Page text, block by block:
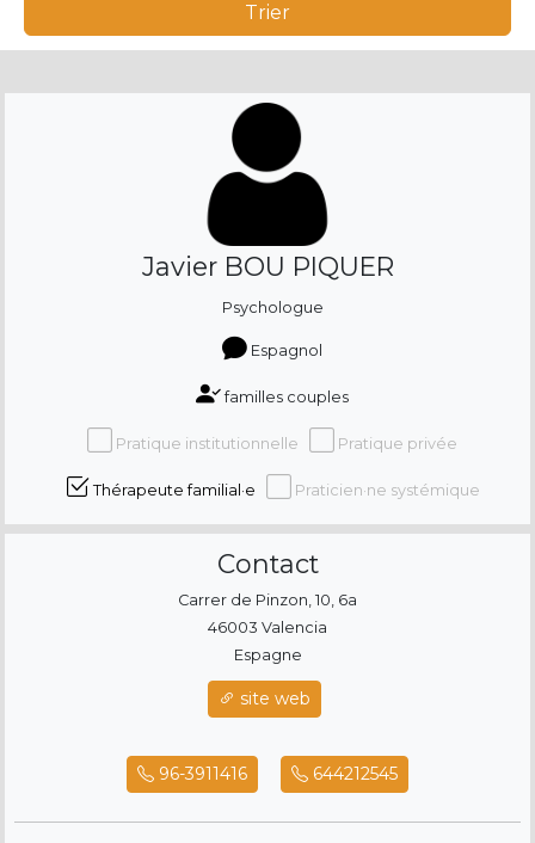
Trier
Javier BOU PIQUER
Psychologue
Espagnol
familles couples
Pratique institutionnelle Pratique privée
Thérapeute familial·e Praticien·ne systémique
Contact
Carrer de Pinzon, 10, 6a
46003 Valencia
Espagne
site web
96-3911416 644212545